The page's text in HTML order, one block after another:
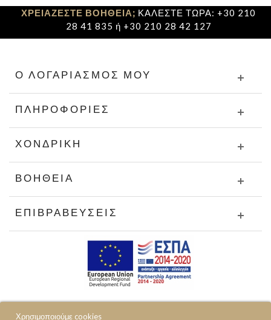
Χρησιμοποιούμε cookies
ΧΡΕΙΑΖΕΣΤΕ ΒΟΗΘΕΙΑ; ΚΑΛΕΣΤΕ ΤΩΡΑ: +30 210
28 41 835 ή +30 210 28 42 127
Ο ΛΟΓΑΡΙΑΣΜΌΣ ΜΟΥ
ΠΛΗΡΟΦΟΡΊΕΣ
ΧΟΝΔΡΙΚΉ
ΒΟΉΘΕΙΑ
ΕΠΙΒΡΑΒΕΎΣΕΙΣ